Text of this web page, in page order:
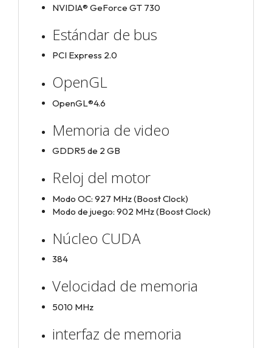
NVIDIA® GeForce GT 730
Estándar de bus
PCI Express 2.0
OpenGL
OpenGL®4.6
Memoria de video
GDDR5 de 2 GB
Reloj del motor
Modo OC: 927 MHz (Boost Clock)
Modo de juego: 902 MHz (Boost Clock)
Núcleo CUDA
384
Velocidad de memoria
5010 MHz
interfaz de memoria